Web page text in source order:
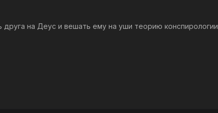
на Деус и вешать ему на уши теорию конспирологии